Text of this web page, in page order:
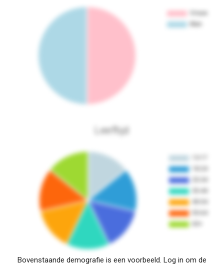
Leeftijd
Bovenstaande demografie is een voorbeeld. Log in om de